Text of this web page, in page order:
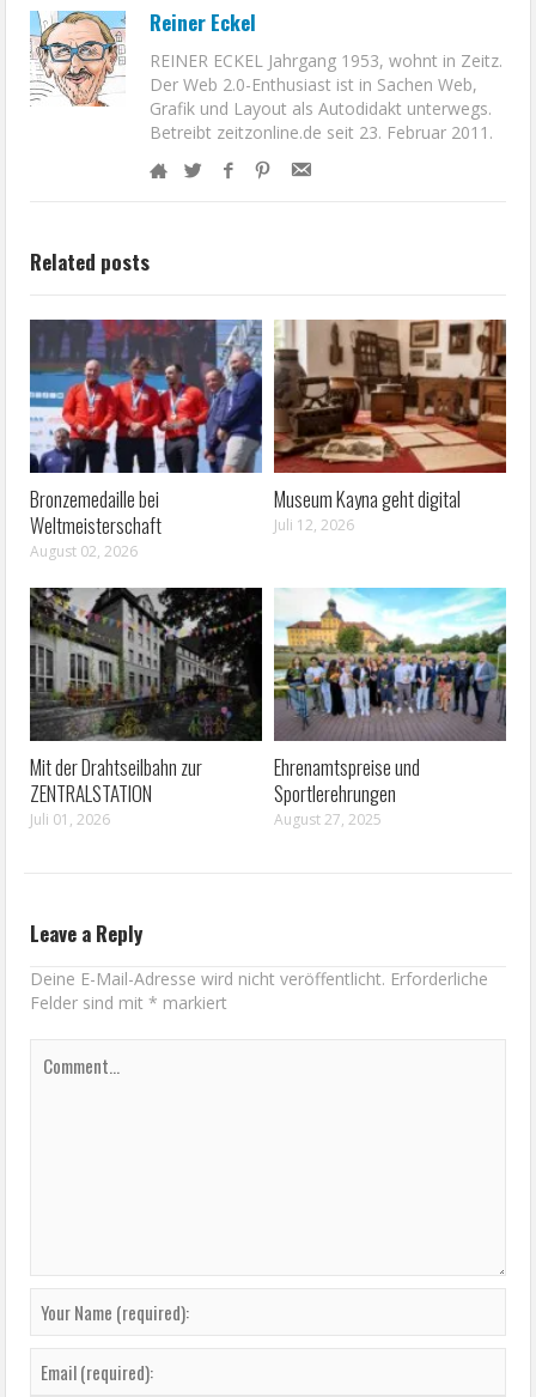
Reiner Eckel
REINER ECKEL Jahrgang 1953, wohnt in Zeitz.
Der Web 2.0-Enthusiast ist in Sachen Web,
Grafik und Layout als Autodidakt unterwegs.
Betreibt zeitzonline.de seit 23. Februar 2011.
Related posts
Bronzemedaille bei
Weltmeisterschaft
August 02, 2026
Museum Kayna geht digital
Juli 12, 2026
Mit der Drahtseilbahn zur
ZENTRALSTATION
Juli 01, 2026
Ehrenamtspreise und
Sportlerehrungen
August 27, 2025
Leave a Reply
Deine E-Mail-Adresse wird nicht veröffentlicht. Erforderliche
Felder sind mit* markiert